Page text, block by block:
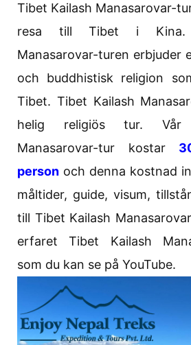
Tibet Kailash Manasarovar-
resa till Tibet i Kina.
Manasarovar-turen erbjuder
och buddhistisk religion
Tibet. Tibet Kailash
helig religiös tur. Vår
Manasarovar-tur kostar
person och denna kostnad
måltider, guide, visum,
till Tibet Kailash
erfaret Tibet Kailash
som du kan se på YouTube.